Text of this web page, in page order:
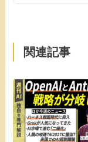
関連記事